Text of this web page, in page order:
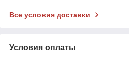
Все условия доставки
Условия оплаты